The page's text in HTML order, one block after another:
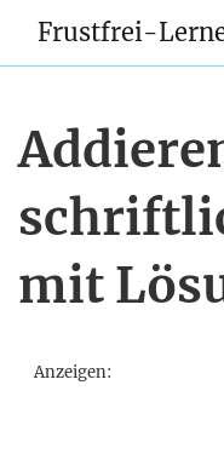
Frustfrei-
mit
Anzeigen: